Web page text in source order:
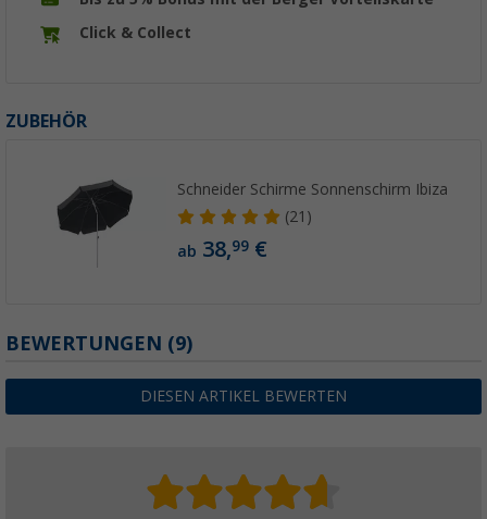
Click & Collect
ZUBEHÖR
Schneider Schirme Sonnenschirm Ibiza
(21)
ab 38,99 €
BEWERTUNGEN (9)
DIESEN ARTIKEL BEWERTEN